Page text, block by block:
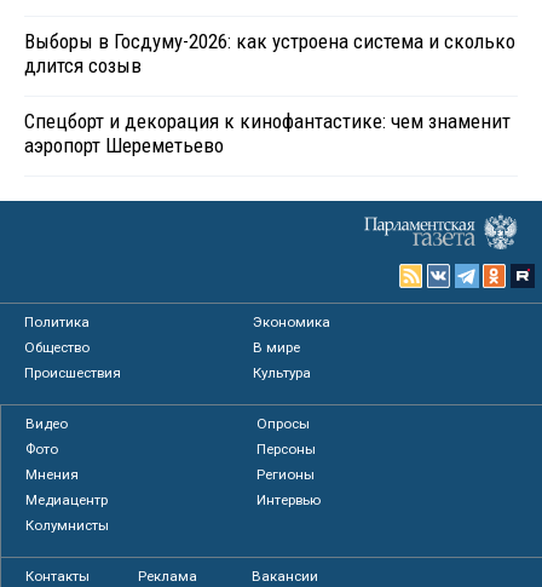
Выборы в Госдуму-2026: как устроена система и сколько
длится созыв
Спецборт и декорация к кинофантастике: чем знаменит
аэропорт Шереметьево
Политика
Экономика
Общество
В мире
Происшествия
Культура
Видео
Опросы
Фото
Персоны
Мнения
Регионы
Медиацентр
Интервью
Колумнисты
Контакты Реклама Вакансии